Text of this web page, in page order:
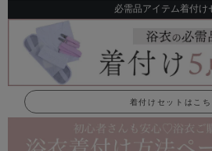
必需品アイテム着付け
着付けセットはこち